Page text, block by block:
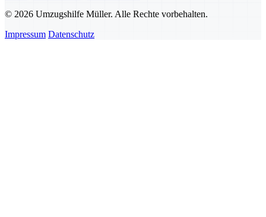
© 2026 Umzugshilfe Müller. Alle Rechte vorbehalten.
Impressum Datenschutz